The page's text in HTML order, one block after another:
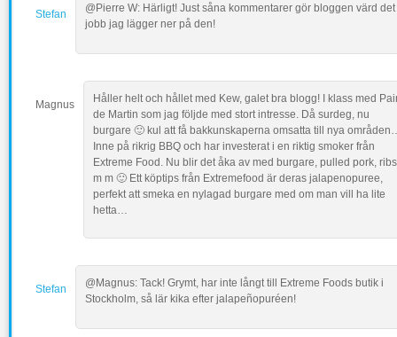
Stefan
@Pierre W: Härligt! Just såna kommentarer gör bloggen värd det
jobb jag lägger ner på den!
Magnus
Håller helt och hållet med Kew, galet bra blogg! I klass med
de Martin som jag följde med stort intresse. Då surdeg, nu
burgare 🙂 kul att få bakkunskaperna omsatta till nya
Inne på rikrig BBQ och har investerat i en riktig smoker från
Extreme Food. Nu blir det åka av med burgare, pulled pork, ribs
m m 🙂 Ett köptips från Extremefood är deras jalapenopuree,
perfekt att smeka en nylagad burgare med om man vill ha lite
hetta…
Stefan
@Magnus: Tack! Grymt, har inte långt till Extreme Foods butik i
Stockholm, så lär kika efter jalapeñopuréen!